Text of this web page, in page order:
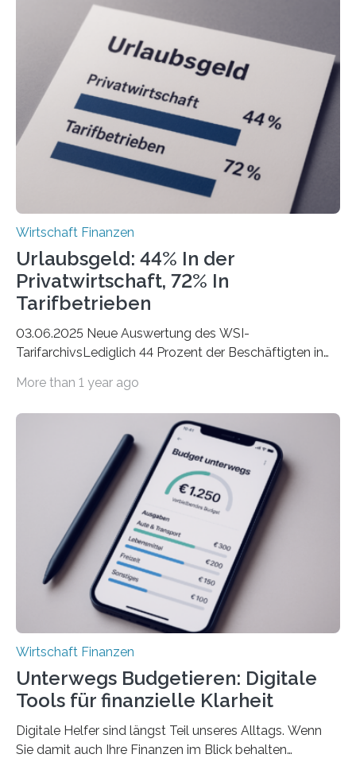
ist demnach Berlin. Betrachtet man nur die Gründungen
der Freiberuflerinnen, so liegt Leipzig an der Spitze. In
Berlin starteten in 2024 die meisten Personen in eine
eigene freiberufliche Existenz, dahinter folgten die
Städte Hamburg, München und Köln. Betrachtet man
hingegen die Existenzgründungsintensität – die Anzahl
der freiberuflichen Gründungen je…
Wirtschaft Finanzen
Urlaubsgeld: 44% In der
Privatwirtschaft, 72% In
Tarifbetrieben
03.06.2025 Neue Auswertung des WSI-
TarifarchivsLediglich 44 Prozent der Beschäftigten in
tarifgebundenen Betrieben ist der Anteil mit 72 Prozent
Unterkünfte fast überall deutlich teurer geworden. Für
viele Beschäftigte ist deshalb das zumeist im Juni oder
Juli ausgezahlte Urlaubsgeld ein wichtiger Faktor, um
sich den wohlverdienten Jahresurlaub leisten zu
können. Allerdings erhält mit 44 Prozent noch nicht
einmal die Hälfte aller Beschäftigten in der
Privatwirtschaft Urlaubsgeld. Zu diesem…
More than 1 year ago
Wirtschaft Finanzen
Unterwegs Budgetieren: Digitale
Tools für finanzielle Klarheit
Digitale Helfer sind längst Teil unseres Alltags. Wenn
Sie damit auch Ihre Finanzen im Blick behalten